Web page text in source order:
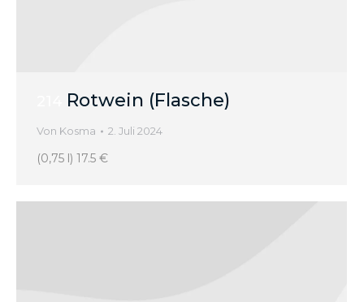
Rotwein (Flasche)
Von Kosma 2. Juli 2024
(0,75 l) 17.5 €